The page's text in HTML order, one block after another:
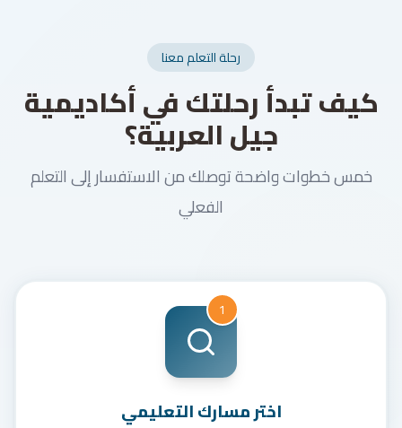
رحلة التعلم معنا
كيف تبدأ رحلتك في أكاديمية
جيل العربية؟
خمس خطوات واضحة توصلك من الاستفسار إلى التعلم
الفعلي
1
اختر مسارك التعليمي